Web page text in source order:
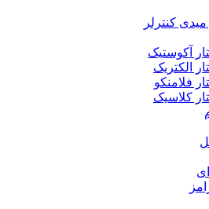
کنترلر
آکوستیک
الکتریک
فلامنکو
کلاسیک